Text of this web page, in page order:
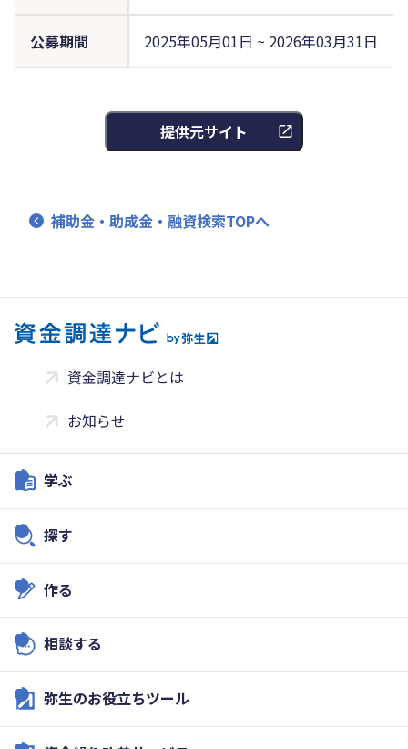
公募期間 2025年05月01日 ~ 2026年03月31日
提供元サイト
補助金・助成金・融資検索TOPへ
資金調達ナビとは
お知らせ
学ぶ
探す
作る
相談する
弥生のお役立ちツール